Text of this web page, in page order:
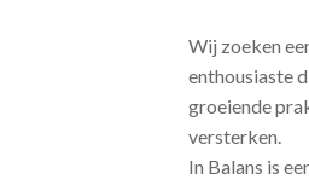
Wij zoeken
enthousiaste
groeiende
versterken.
In Balans is